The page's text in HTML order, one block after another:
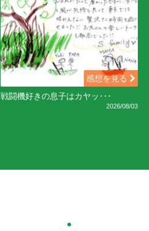
感想を見る
戦闘機好きの息子はカヤッ･･･
2026/08/03